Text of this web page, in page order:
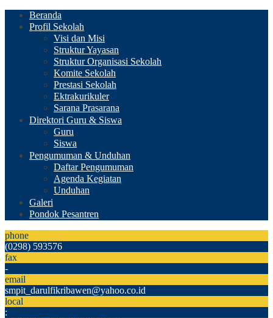
Beranda
Profil Sekolah
Visi dan Misi
Struktur Yayasan
Struktur Organisasi Sekolah
Komite Sekolah
Prestasi Sekolah
Ektrakurikuler
Sarana Prasarana
Direktori Guru & Siswa
Guru
Siswa
Pengumuman & Unduhan
Daftar Pengumuman
Agenda Kegiatan
Unduhan
Galeri
Pondok Pesantren
phone
(0298) 593576
fax
-
email
smpit_darulfikribawen@yahoo.co.id
local
: